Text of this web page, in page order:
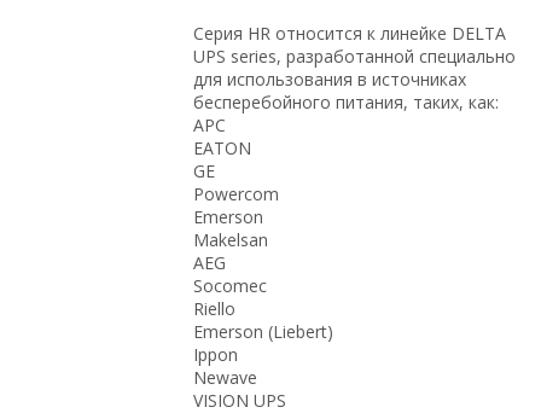
Серия HR относится к линейке DELTA
UPS series, разработанной специально
для использования в источниках
бесперебойного питания, таких, как:
APC
EATON
GE
Powercom
Emerson
Makelsan
AEG
Socomec
Riello
Emerson (Liebert)
Ippon
Newave
VISION UPS